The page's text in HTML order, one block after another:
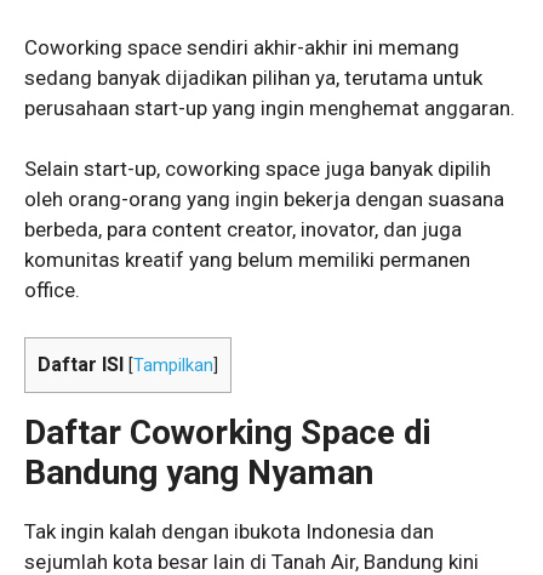
Coworking space sendiri akhir-akhir ini memang
sedang banyak dijadikan pilihan ya, terutama untuk
perusahaan start-up yang ingin menghemat anggaran.
Selain start-up, coworking space juga banyak dipilih
oleh orang-orang yang ingin bekerja dengan suasana
berbeda, para content creator, inovator, dan juga
komunitas kreatif yang belum memiliki permanen
office.
Daftar ISI [Tampilkan
Daftar Coworking Space di
Bandung yang Nyaman
Tak ingin kalah dengan ibukota Indonesia dan
sejumlah kota besar lain di Tanah Air, Bandung kini